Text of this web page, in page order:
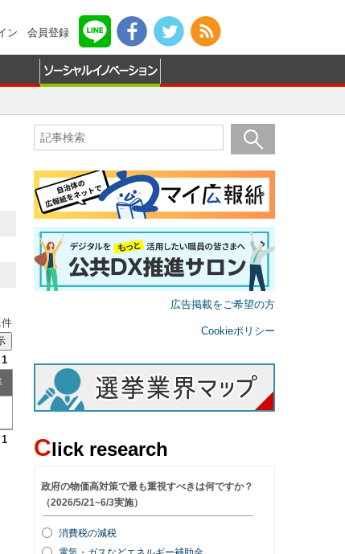
ン 会員登録
件
1
1
広告掲載をご希望の方
Cookieポリシー
Click research